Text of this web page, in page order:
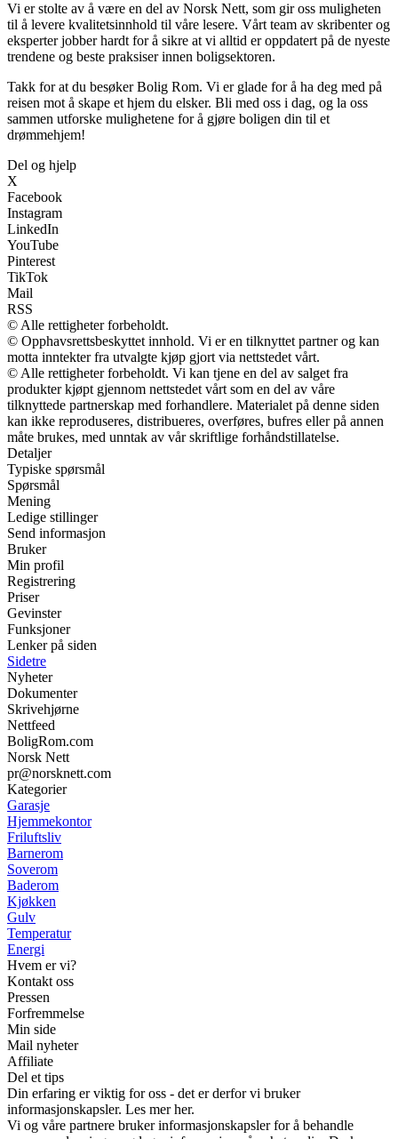
Vi er stolte av å være en del av Norsk Nett, som gir oss muligheten
til å levere kvalitetsinnhold til våre lesere. Vårt team av skribenter og
eksperter jobber hardt for å sikre at vi alltid er oppdatert på de nyeste
trendene og beste praksiser innen boligsektoren.
Takk for at du besøker Bolig Rom. Vi er glade for å ha deg med på
reisen mot å skape et hjem du elsker. Bli med oss i dag, og la oss
sammen utforske mulighetene for å gjøre boligen din til et
drømmehjem!
Del og hjelp
X
Facebook
Instagram
LinkedIn
YouTube
Pinterest
TikTok
Mail
RSS
© Alle rettigheter forbeholdt.
© Opphavsrettsbeskyttet innhold. Vi er en tilknyttet partner og kan
motta inntekter fra utvalgte kjøp gjort via nettstedet vårt.
© Alle rettigheter forbeholdt. Vi kan tjene en del av salget fra
produkter kjøpt gjennom nettstedet vårt som en del av våre
tilknyttede partnerskap med forhandlere. Materialet på denne siden
kan ikke reproduseres, distribueres, overføres, bufres eller på annen
måte brukes, med unntak av vår skriftlige forhåndstillatelse.
Detaljer
Typiske spørsmål
Spørsmål
Mening
Ledige stillinger
Send informasjon
Bruker
Min profil
Registrering
Priser
Gevinster
Funksjoner
Lenker på siden
Sidetre
Nyheter
Dokumenter
Skrivehjørne
Nettfeed
BoligRom.com
Norsk Nett
pr@norsknett.com
Kategorier
Garasje
Hjemmekontor
Friluftsliv
Barnerom
Soverom
Baderom
Kjøkken
Gulv
Temperatur
Energi
Hvem er vi?
Kontakt oss
Pressen
Forfremmelse
Min side
Mail nyheter
Affiliate
Del et tips
Din erfaring er viktig for oss - det er derfor vi bruker
informasjonskapsler. Les mer her.
Vi og våre partnere bruker informasjonskapsler for å behandle